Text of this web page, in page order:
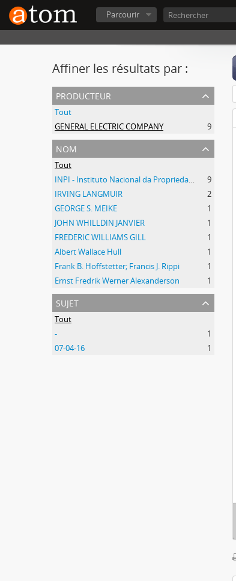
Parcourir
Affiner les résultats par :
producteur
Tout
GENERAL ELECTRIC COMPANY
9
nom
Tout
INPI - Instituto Nacional da Propriedade Industrial
9
IRVING LANGMUIR
2
GEORGE S. MEIKE
1
JOHN WHILLDIN JANVIER
1
FREDERIC WILLIAMS GILL
1
Albert Wallace Hull
1
Frank B. Hoffstetter; Francis J. Rippi
1
Ernst Fredrik Werner Alexanderson
1
sujet
Tout
-
1
07-04-16
1